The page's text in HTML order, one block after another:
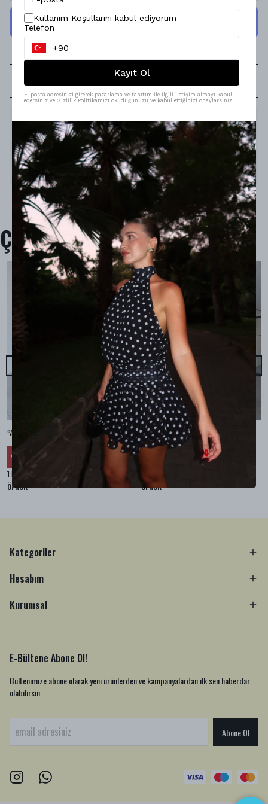
WHATSAPP
Ürün Açıklaması
Model Ölçüleri : 167cm/53kg
Modelin Beden : S beden
Ürün İçeriği : -
Ürün Boyu : -
Çok Satanlar
%100 KETEN CEPLİ ŞALVAR PANTOLON - Bej
% ₺ 1,609.99
1 Renk 4 Beden
örnek
%100 KETEN SALAŞ GÖMLEK - Bej
₺ 2,099.99
₺ 1,469.99
örnek
Kategoriler
Hesabım
Kurumsal
E-Bültene Abone Ol!
Bültenimize abone olarak yeni ürünlerden ve kampanyalardan ilk sen haberdar
olabilirsin
Abone Ol
Kullanım Koşullarını kabul ediyorum
Telefon
Kayıt Ol
E-posta adresinizi girerek pazarlama ve tanıtım ile ilgili iletişim almayı kabul
edersiniz ve Gizlilik Politikamızı okuduğunuzu ve kabul ettiğinizi onaylarsınız.